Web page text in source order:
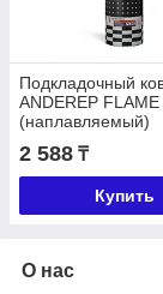
Подкладочный
ANDEREP FLAME
(наплавляемый)
2 588 ₸
Купить
О нас